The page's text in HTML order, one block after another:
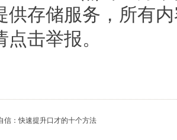
供存储服务，所有
击举报。
信：快速提升口才的十个方法